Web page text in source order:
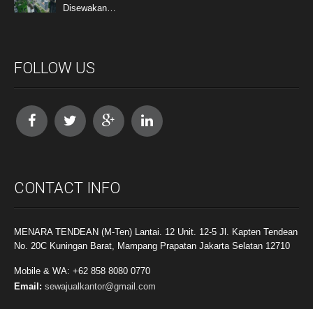
Disewakan…
FOLLOW US
CONTACT INFO
MENARA TENDEAN (M-Ten) Lantai. 12 Unit. 12-5 Jl. Kapten Tendean
No. 20C Kuningan Barat, Mampang Prapatan Jakarta Selatan 12710
Mobile & WA: +62 858 8080 0770
Email: sewajualkantor@gmail.com